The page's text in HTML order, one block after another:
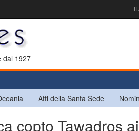
dal 1927
Atti della Santa Sede
copto Tawadros ai